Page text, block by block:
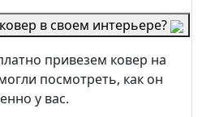
в своем интерьере?
привезем ковер на
посмотреть, как он
у вас.